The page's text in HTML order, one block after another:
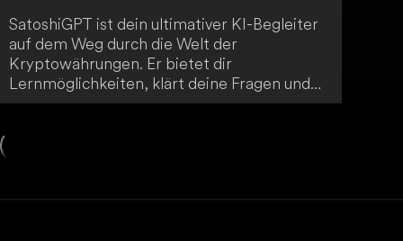
SatoshiGPT ist dein ultimativer KI-Begleiter
auf dem Weg durch die Welt der
Kryptowährungen. Er bietet dir
Lernmöglichkeiten, klärt deine Fragen und
hält dich über die neuesten Trends auf dem